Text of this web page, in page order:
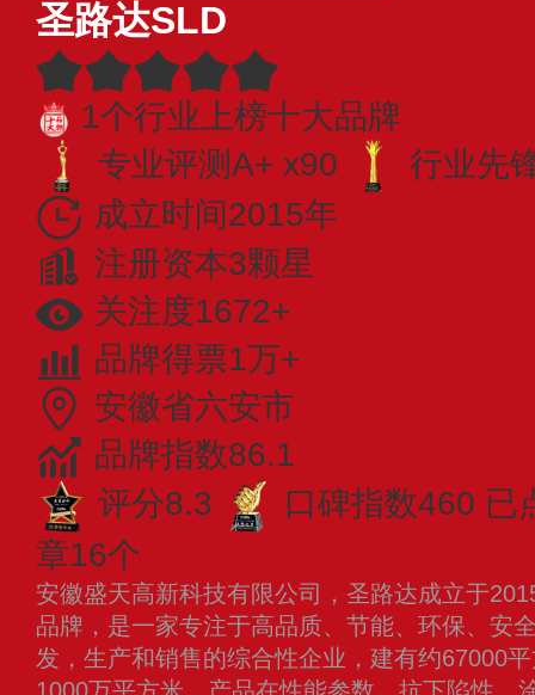
圣路达SLD
1个行业上榜十大品牌
专业评测A+ x90
行业先
成立时间2015年
注册资本3颗星
关注度1672+
品牌得票1万+
安徽省六安市
品牌指数86.1
评分8.3
口碑指数460 已
章16个
安徽盛天高新科技有限公司，圣路达成立于
品牌，是一家专注于高品质、节能、环保、安
发，生产和销售的综合性企业，建有约67000